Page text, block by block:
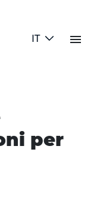
menu
per